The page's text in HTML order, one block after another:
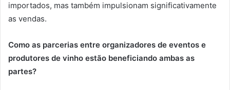
importados, mas também impulsionam significativamente
as vendas.
Como as parcerias entre organizadores de eventos e
produtores de vinho estão beneficiando ambas as
partes?